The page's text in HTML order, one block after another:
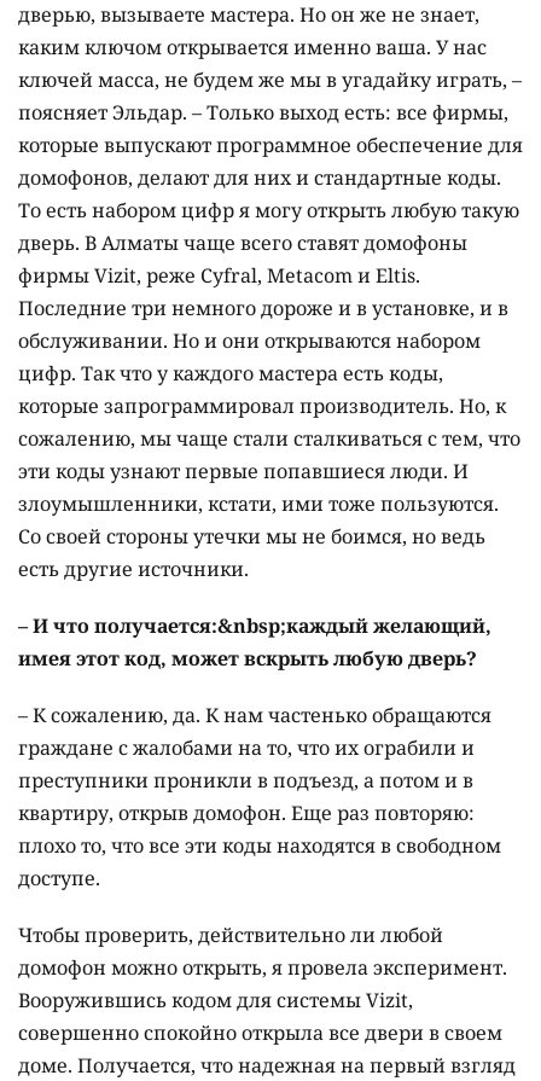
дверью, вызываете мастера. Но он же не знает,
каким ключом открывается именно ваша. У нас
ключей масса, не будем же мы в угадайку играть, –
поясняет Эльдар. – Только выход есть: все фирмы,
которые выпускают программное обеспечение для
домофонов, делают для них и стандартные коды.
То есть набором цифр я могу открыть любую такую
дверь. В Алматы чаще всего ставят домофоны
фирмы Vizit, реже Cyfral, Metacom и Eltis.
Последние три немного дороже и в установке, и в
обслуживании. Но и они открываются набором
цифр. Так что у каждого мастера есть коды,
которые запрограммировал производитель. Но, к
сожалению, мы чаще стали сталкиваться с тем, что
эти коды узнают первые попавшиеся люди. И
злоумышленники, кстати, ими тоже пользуются.
Со своей стороны утечки мы не боимся, но ведь
есть другие источники.
– И что получается:&nbsp;каждый желающий,
имея этот код, может вскрыть любую дверь?
– К сожалению, да. К нам частенько обращаются
граждане с жалобами на то, что их ограбили и
преступники проникли в подъезд, а потом и в
квартиру, открыв домофон. Еще раз повторяю:
плохо то, что все эти коды находятся в свободном
доступе.
Чтобы проверить, действительно ли любой
домофон можно открыть, я провела эксперимент.
Вооружившись кодом для системы Vizit,
совершенно спокойно открыла все двери в своем
доме. Получается, что надежная на первый взгляд